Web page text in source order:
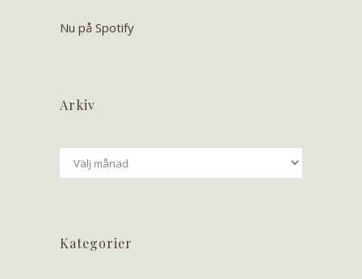
Nu på Spotify
Arkiv
Arkiv
Kategorier